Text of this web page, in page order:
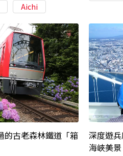
Aichi
的古老森林鐵道「箱
深度遊
海峽美景